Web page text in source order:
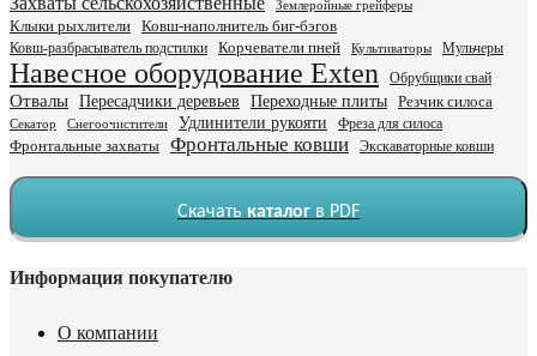
Землеройные грейферы
Клыки рыхлители
Ковш-наполнитель биг-бэгов
Ковш-разбрасыватель подстилки
Корчеватели пней Культиваторы Мульчеры
Навесное оборудование Exten Обрубщики свай
Отвалы Пересадчики деревьев Переходные плиты Резчик силоса
Секатор Снегоочистители Удлинители рукояти
Фреза для силоса
Фронтальные захваты
Фронтальные ковши Экскаваторные ковши
Скачать каталог в PDF
Информация покупателю
О компании